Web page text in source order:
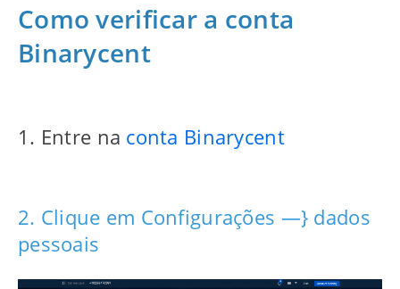
Como verificar a conta
Binarycent
1. Entre na conta Binarycent
2. Clique em Configurações —} dados
pessoais